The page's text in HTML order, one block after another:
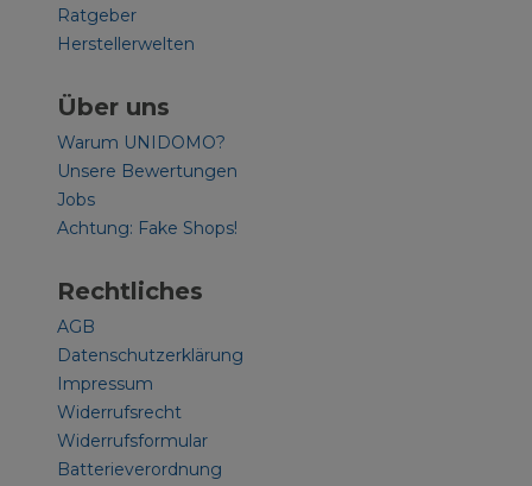
Ratgeber
Herstellerwelten
Über uns
Warum UNIDOMO?
Unsere Bewertungen
Jobs
Achtung: Fake Shops!
Rechtliches
AGB
Datenschutzerklärung
Impressum
Widerrufsrecht
Widerrufsformular
Batterieverordnung